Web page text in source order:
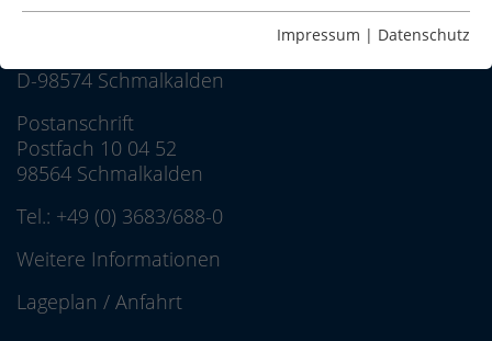
Impressum | Datenschutz
D-98574 Schmalkalden
Postanschrift
Postfach 10 04 52
98564 Schmalkalden
Tel.: +49 (0) 3683/688-0
Weitere Informationen
Lageplan / Anfahrt